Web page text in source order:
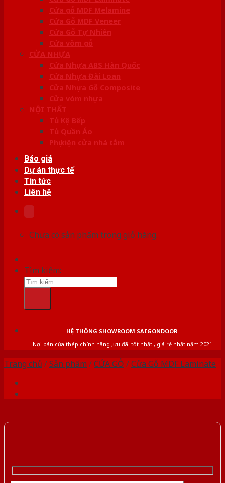
Cửa gỗ MDF Melamine
Cửa Gỗ MDF Veneer
Cửa Gỗ Tự Nhiên
Cửa vòm gỗ
CỬA NHỰA
Cửa Nhựa ABS Hàn Quốc
Cửa Nhựa Đài Loan
Cửa Nhựa Gỗ Composite
Cửa vòm nhựa
NỘI THẤT
Tủ Kệ Bếp
Tủ Quần Áo
Phụ kiện cửa nhà tắm
Báo giá
Dự án thực tế
Tin tức
Liên hệ
Chưa có sản phẩm trong giỏ hàng.
Tìm kiếm:
HỆ THỐNG SHOWROOM SAIGONDOOR
Nơi bán cửa thép chính hãng ,ưu đãi tốt nhất , giá rẻ nhất năm 2021
Trang chủ /Sản phẩm /CỬA GỖ /Cửa Gỗ MDF Laminate